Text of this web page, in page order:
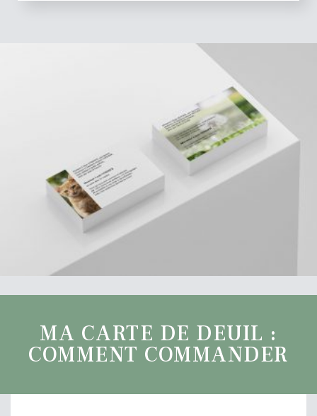
MA CARTE DE DEUIL :
COMMENT COMMANDER